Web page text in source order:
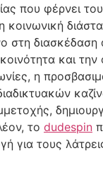
που φέρνει
στη
και την
η
το dudespin
για τους